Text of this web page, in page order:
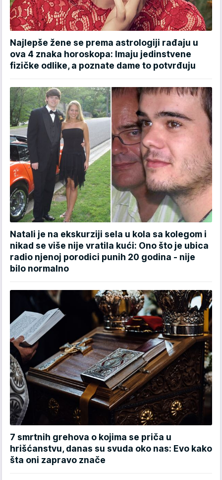
Najlepše žene se prema astrologiji rađaju u
ova 4 znaka horoskopa: Imaju jedinstvene
fizičke odlike, a poznate dame to potvrđuju
Natali je na ekskurziji sela u kola sa kolegom i
nikad se više nije vratila kući: Ono što je ubica
radio njenoj porodici punih 20 godina - nije
bilo normalno
7 smrtnih grehova o kojima se priča u
hrišćanstvu, danas su svuda oko nas: Evo kako
šta oni zapravo znače